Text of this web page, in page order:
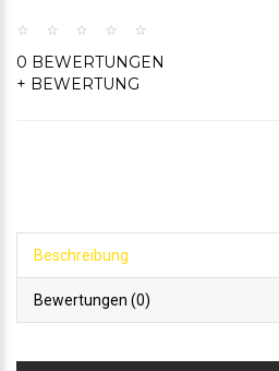
0 BEWERTUNGEN
+ BEWERTUNG
Beschreibung
Bewertungen (0)